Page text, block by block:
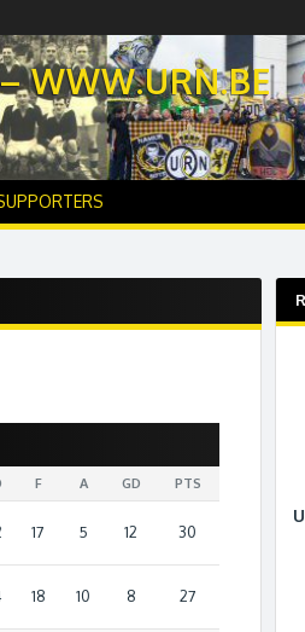
WWW.URN.BE
F A GD PTS
17 5 12 30
18 10 8 27